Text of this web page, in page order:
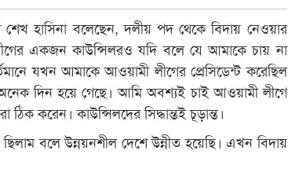
শেখ হাসিনা বলেছেন, দলীয় পদ থেকে বিদায় নেওয়ার
একজন কাউন্সিলরও যদি বলে যে আমাকে চায় না
যখন আমাকে আওয়ামী লীগের প্রেসিডেন্ট করেছিল
দিন হয়ে গেছে। আমি অবশ্যই চাই আওয়ামী লীগে
করেন। কাউন্সিলদের সিদ্ধান্তই চূড়ান্ত।
বলে উন্নয়নশীল দেশে উন্নীত হয়েছি। এখন বিদায়